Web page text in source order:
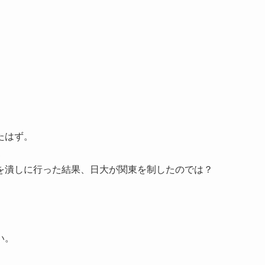
ず。
しに行った結果、日大が関東を制したのでは？